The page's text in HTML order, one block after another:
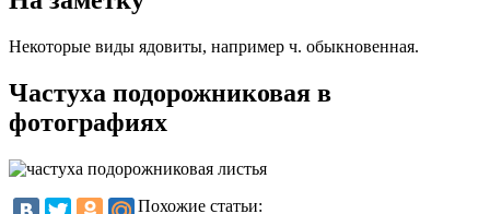
Некоторые виды ядовиты, например ч. обыкновенная.
Частуха подорожниковая в
фотографиях
Похожие статьи: